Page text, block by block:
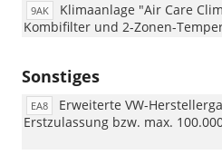
9AK
Klimaanlage "Air Care
Kombifilter und 2-Zonen-
Sonstiges
EA8
Erweiterte VW-
Erstzulassung bzw. max.